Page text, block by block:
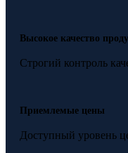
Высокое качество
Строгий контроль
Приемлемые цены
Доступный уровень